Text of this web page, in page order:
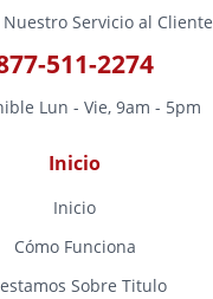
Nuestro Servicio al Cliente
511-2274
Lun - Vie, 9am - 5pm
Inicio
Inicio
Cómo Funciona
Sobre Titulo